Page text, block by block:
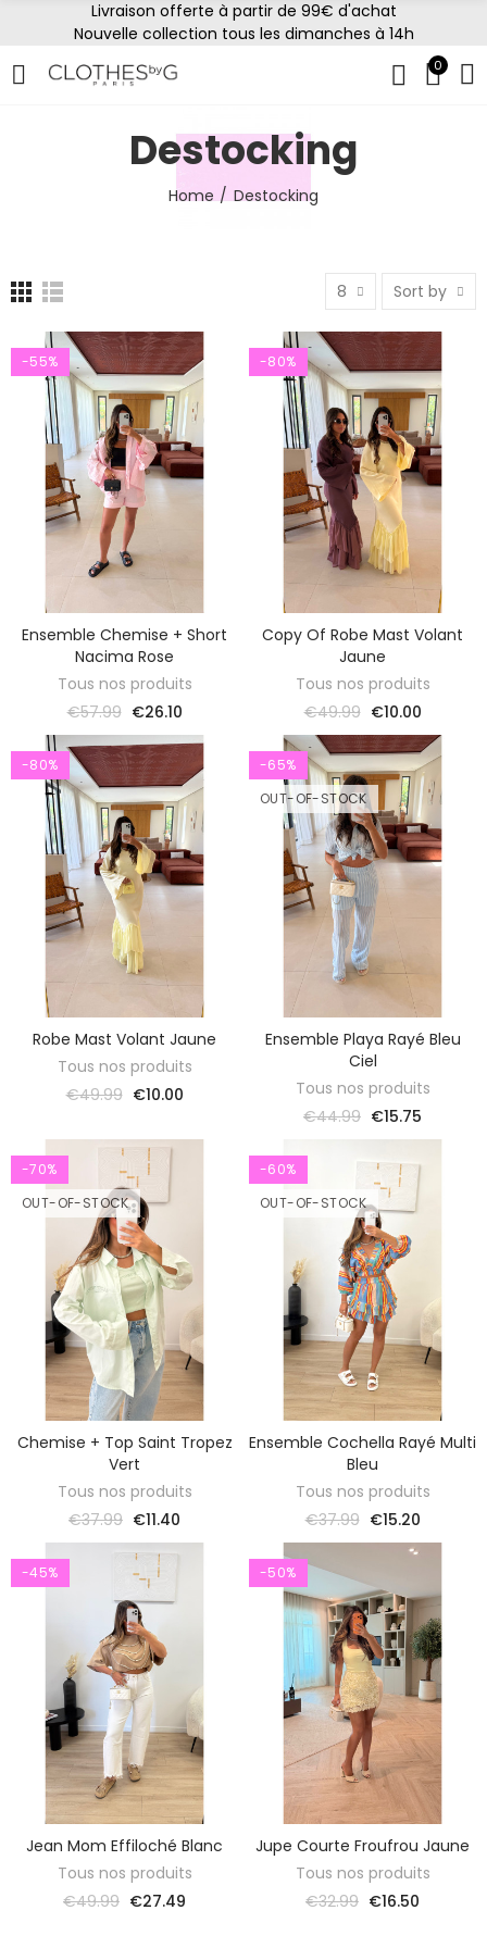
Livraison offerte à partir de 99€ d'achat
Nouvelle collection tous les dimanches à 14h
0
Destocking
Home Destocking
8 Sort by
-55%
DISCOVER
Ensemble Chemise + Short
Nacima Rose
Tous nos produits
€57.99 €26.10
-80%
DISCOVER
Copy Of Robe Mast Volant
Jaune
Tous nos produits
€49.99 €10.00
-80%
DISCOVER
Robe Mast Volant Jaune
Tous nos produits
€49.99 €10.00
-65%
OUT-OF-STOCK
DISCOVER
Ensemble Playa Rayé Bleu
Ciel
Tous nos produits
€44.99 €15.75
-70%
OUT-OF-STOCK
DISCOVER
Chemise + Top Saint Tropez
Vert
Tous nos produits
€37.99 €11.40
-60%
OUT-OF-STOCK
DISCOVER
Ensemble Cochella Rayé Multi
Bleu
Tous nos produits
€37.99 €15.20
-45%
SELECT OPTIONS
Jean Mom Effiloché Blanc
Tous nos produits
€49.99 €27.49
-50%
SELECT OPTIONS
Jupe Courte Froufrou Jaune
Tous nos produits
€32.99 €16.50